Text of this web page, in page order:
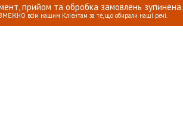
прийом та обробка замовлень зупинена.
всім нашим Клієнтам за те, що обирали наші речі.